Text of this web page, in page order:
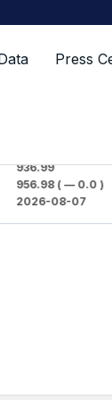
Press
936.99
956.98( — 0.0 )
2026-08-07